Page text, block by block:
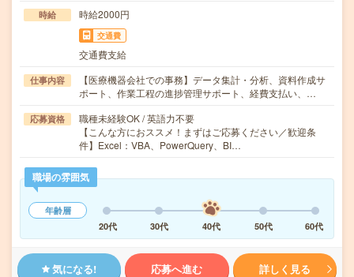
時給 時給2000円
交通費
交通費支給
仕事内容
【医療機器会社での事務】データ集計・分析、資料作成サ
ポート、作業工程の進捗管理サポート、経費支払い、…
応募資格
職種未経験OK / 英語力不要
【こんな方におススメ！まずはご応募ください／歓迎条
件】Excel：VBA、PowerQuery、BI…
職場の雰囲気
年齢層
20代
30代 40代 50代 60代
気になる! 応募へ進む 詳しく見る